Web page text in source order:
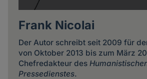
Frank Nicolai
Der Autor schreibt seit 2009 für
von Oktober 2013 bis zum März
Chefredakteur des
Pressedienstes.